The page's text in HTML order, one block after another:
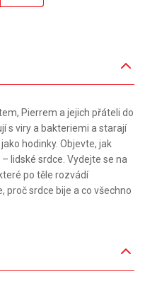
Pierrem a jejich přáteli do
s viry a bakteriemi a starají
hodinky. Objevte, jak
lidské srdce. Vydejte se na
po těle rozvádí
proč srdce bije a co všechno